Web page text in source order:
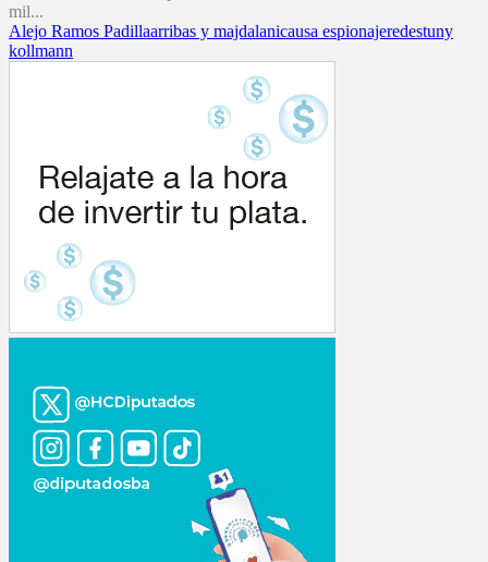
mil...
Alejo Ramos Padillaarribas y majdalanicausa espionajeredestuny
kollmann